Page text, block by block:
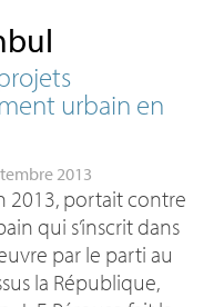
urbain en
2013
2013, portait contre
qui s’inscrit dans
par le parti au
la République,